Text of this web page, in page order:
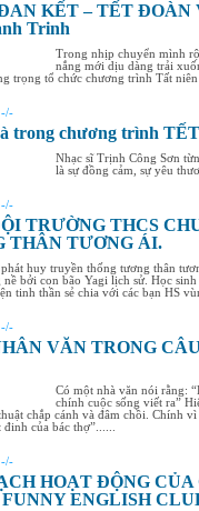
KẾT – TẾT ĐOÀN
Trinh
Trong nhịp chuyển mình
nắng mới dịu dàng trải
trọng tổ chức chương trình Tất niên
-/-
trong chương trình
Nhạc sĩ Trịnh Công Sơn
là sự đồng cảm, sự yêu
-/-
TRƯỜNG THCS
THÂN TƯƠNG ÁI.
huy truyền thống tương thân
nề bởi con bão Yagi lịch sử. Học
tinh thần sẻ chia với các bạn HS
-/-
VĂN TRONG
Có một nhà văn nói rằng:
chính cuộc sống viết ra”
chắp cánh và đâm chồi. Chính
của bác thợ”......
-/-
HOẠT ĐỘNG
ENGLISH